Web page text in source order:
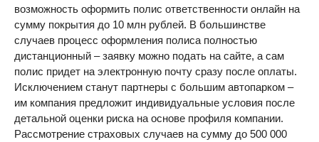
возможность оформить полис ответственности онлайн на
сумму покрытия до 10 млн рублей. В большинстве
случаев процесс оформления полиса полностью
дистанционный – заявку можно подать на сайте, а сам
полис придет на электронную почту сразу после оплаты.
Исключением станут партнеры с большим автопарком –
им компания предложит индивидуальные условия после
детальной оценки риска на основе профиля компании.
Рассмотрение страховых случаев на сумму до 500 000